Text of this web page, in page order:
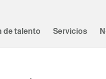
de talento Servicios